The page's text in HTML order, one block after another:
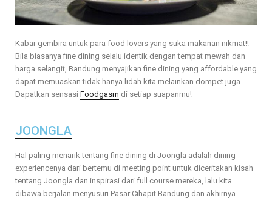
Kabar gembira untuk para food lovers yang suka makanan nikmat!!
Bila biasanya fine dining selalu identik dengan tempat mewah dan
harga selangit, Bandung menyajikan fine dining yang affordable yang
dapat memuaskan tidak hanya lidah kita melainkan dompet juga.
Dapatkan sensasi Foodgasm di setiap suapanmu!
JOONGLA
Hal paling menarik tentang fine dining di Joongla adalah dining
experiencenya dari bertemu di meeting point untuk diceritakan kisah
tentang Joongla dan inspirasi dari full course mereka, lalu kita
dibawa berjalan menyusuri Pasar Cihapit Bandung dan akhirnya